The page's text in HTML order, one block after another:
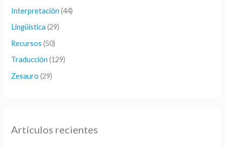
Interpretación (44)
Lingüística (29)
Recursos (50)
Traducción (129)
Zesauro (29)
Artículos recientes